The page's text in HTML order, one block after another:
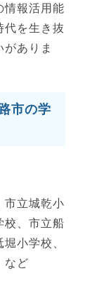
情報活用能
代を生き抜
ありま
市の学
市立城乾小
校、市立船
小学校、
など